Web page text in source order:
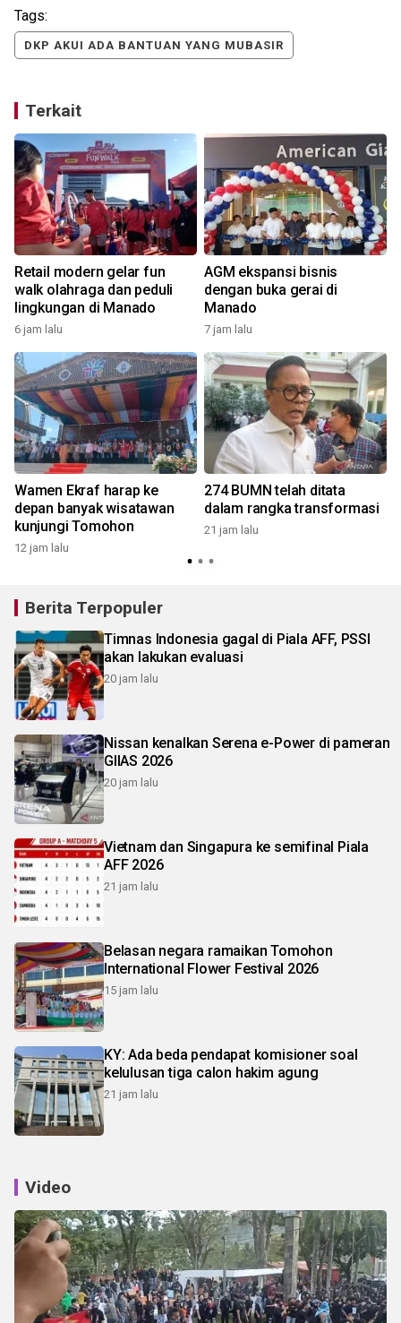
Tags:
DKP AKUI ADA BANTUAN YANG MUBASIR
Terkait
Retail modern gelar fun
walk olahraga dan peduli
lingkungan di Manado
6 jam lalu
AGM ekspansi bisnis
dengan buka gerai di
Manado
7 jam lalu
Wamen Ekraf harap ke
depan banyak wisatawan
kunjungi Tomohon
12 jam lalu
274 BUMN telah ditata
dalam rangka transformasi
21 jam lalu
Berita Terpopuler
Timnas Indonesia gagal di Piala AFF, PSSI
akan lakukan evaluasi
20 jam lalu
Nissan kenalkan Serena e-Power di pameran
GIIAS 2026
20 jam lalu
Vietnam dan Singapura ke semifinal Piala
AFF 2026
21 jam lalu
Belasan negara ramaikan Tomohon
International Flower Festival 2026
15 jam lalu
KY: Ada beda pendapat komisioner soal
kelulusan tiga calon hakim agung
21 jam lalu
Video